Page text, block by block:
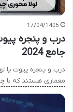
17/04/1405
درب و پنجره
جامع 2024
درب و پنجره پیوت یا
معماری هستند که